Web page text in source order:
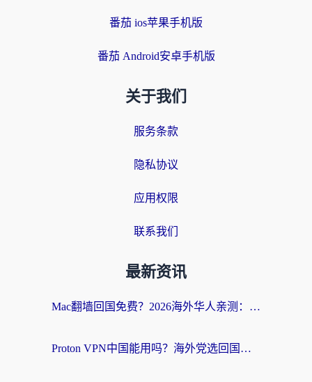
番茄 ios苹果手机版
番茄 Android安卓手机版
关于我们
服务条款
隐私协议
应用权限
联系我们
最新资讯
Mac翻墙回国免费？2026海外华人亲测：从CCTV5直播到国内APP，这样选加速器才靠谱
Proton VPN中国能用吗？海外党选回国加速器的避坑指南（附番茄加速器实测）